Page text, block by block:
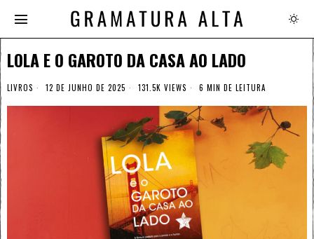
LOLA E O GAROTO DA CASA AO LADO
LIVROS 12 DE JUNHO DE 2025 131.5K VIEWS 6 MIN DE LEITURA